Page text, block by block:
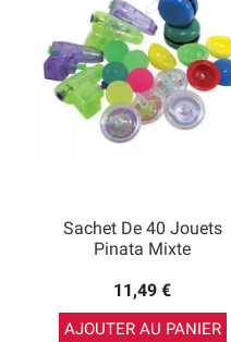
Sachet De 40 Jouets
Pinata Mixte
11,49 €
AJOUTER AU PANIER